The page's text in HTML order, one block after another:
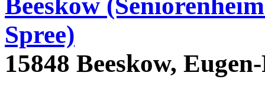
Beeskow
Spree)
15848 Beeskow,